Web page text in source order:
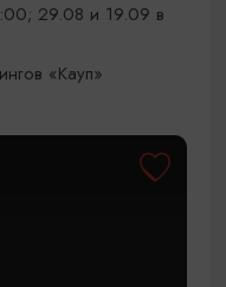
29.08 и 19.09 в
«Кауп»